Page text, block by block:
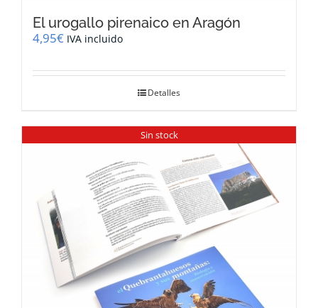
El urogallo pirenaico en Aragón
4,95€ IVA incluido
Detalles
Sin stock